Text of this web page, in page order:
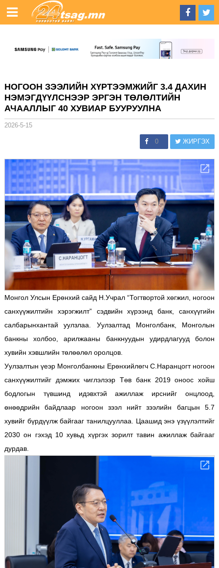
НОГООН ЗЭЭЛИЙН ХҮРТЭЭМЖИЙГ 3.4 ДАХИН
НЭМЭГДҮҮЛСНЭЭР ЭРГЭН ТӨЛӨЛТИЙН
АЧААЛЛЫГ 40 ХУВИАР БУУРУУЛНА
2026-5-15
0 ЖИРГЭХ
Монгол Улсын Ерөнхий сайд Н.Учрал “Тогтвортой хөгжил, ногоон
санхүүжилтийн хэрэгжилт” сэдвийн хүрээнд банк, санхүүгийн
салбарынхантай уулзлаа. Уулзалтад Монголбанк, Монголын
банкны холбоо, арилжааны банкнуудын удирдлагууд болон
хувийн хэвшлийн төлөөлөл оролцов.
Уулзалтын үеэр Монголбанкны Ерөнхийлөгч С.Наранцогт ногоон
санхүүжилтийг дэмжих чиглэлээр Төв банк 2019 оноос хойш
бодлогын түвшинд идэвхтэй ажиллаж ирснийг онцлоод,
өнөөдрийн байдлаар ногоон зээл нийт зээлийн багцын 5.7
хувийг бүрдүүлж байгааг танилцууллаа. Цаашид энэ үзүүлэлтийг
2030 он гэхэд 10 хувьд хүргэх зорилт тавин ажиллаж байгааг
дурдав.